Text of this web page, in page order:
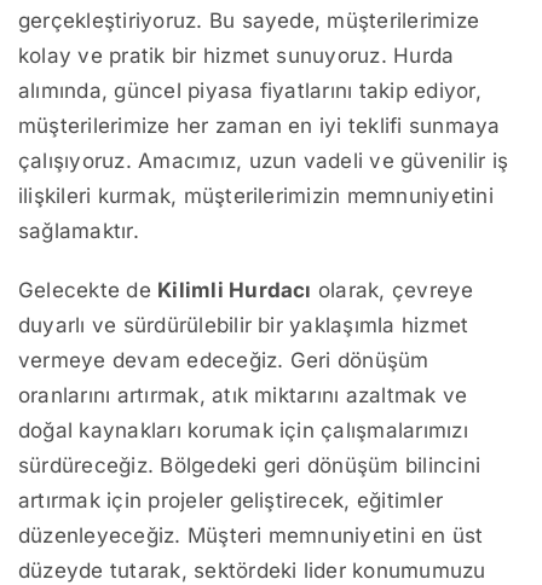
gerçekleştiriyoruz. Bu sayede, müşterilerimize
kolay ve pratik bir hizmet sunuyoruz. Hurda
alımında, güncel piyasa fiyatlarını takip ediyor,
müşterilerimize her zaman en iyi teklifi sunmaya
çalışıyoruz. Amacımız, uzun vadeli ve güvenilir iş
ilişkileri kurmak, müşterilerimizin memnuniyetini
sağlamaktır.
Gelecekte de Kilimli Hurdacı olarak, çevreye
duyarlı ve sürdürülebilir bir yaklaşımla hizmet
vermeye devam edeceğiz. Geri dönüşüm
oranlarını artırmak, atık miktarını azaltmak ve
doğal kaynakları korumak için çalışmalarımızı
sürdüreceğiz. Bölgedeki geri dönüşüm bilincini
artırmak için projeler geliştirecek, eğitimler
düzenleyeceğiz. Müşteri memnuniyetini en üst
düzeyde tutarak, sektördeki lider konumumuzu